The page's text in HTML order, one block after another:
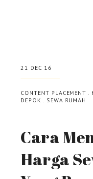
21 DEC 16
CONTENT PLACEMENT .
DEPOK . SEWA RUMAH
Cara
Harga